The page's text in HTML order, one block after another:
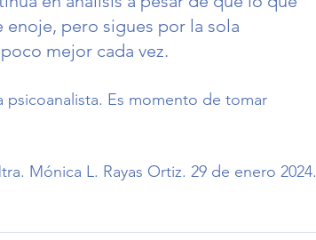
pero sigues por la sola
mejor cada vez.
psicoanalista. Es momento de tomar
Mónica L. Rayas Ortiz. 29 de enero 2024.